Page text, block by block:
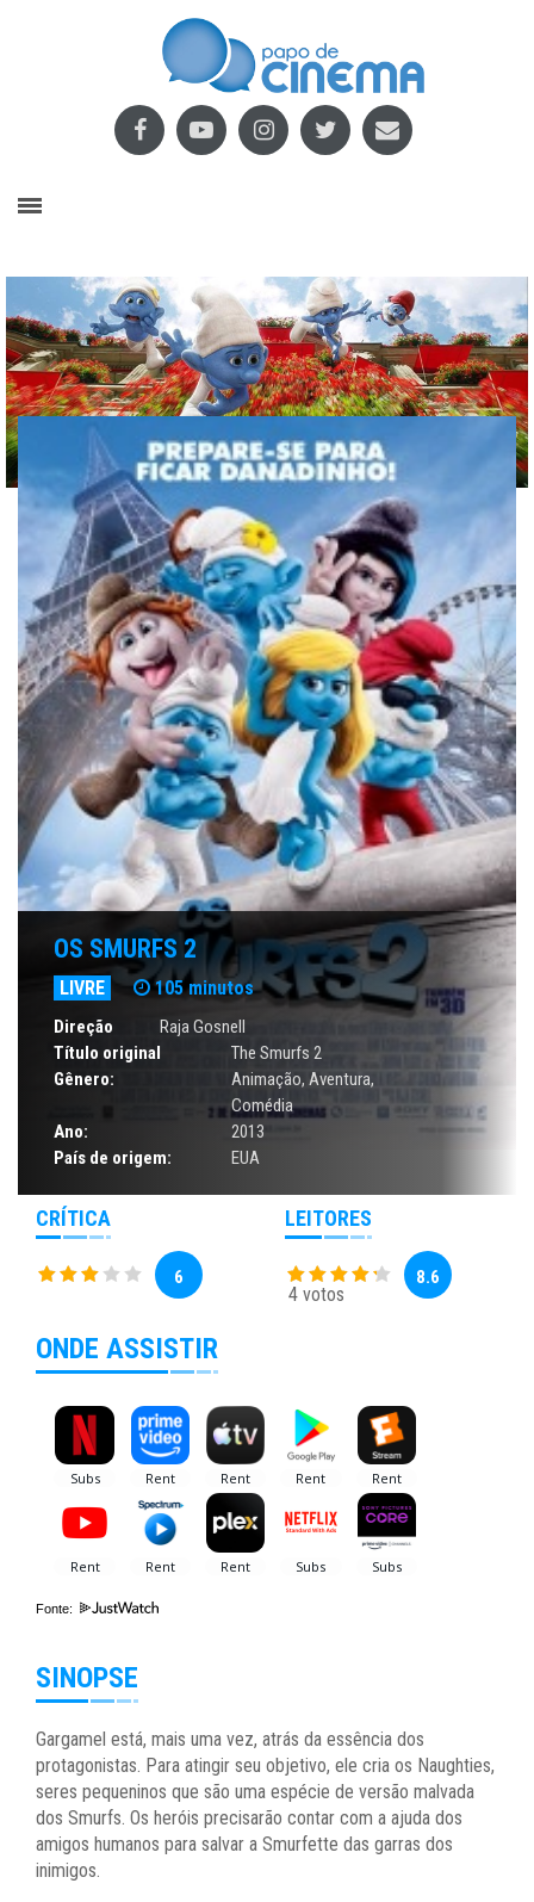
OS SMURFS 2
LIVRE 105 minutos
Direção
Raja Gosnell
Título original
The Smurfs 2
Gênero:
Animação, Aventura,
Comédia
Ano:
2013
País de origem:
EUA
CRÍTICA
6
LEITORES
4 votos
8.6
ONDE ASSISTIR
Fonte:
SINOPSE
Gargamel está, mais uma vez, atrás da essência dos
protagonistas. Para atingir seu objetivo, ele cria os Naughties,
seres pequeninos que são uma espécie de versão malvada
dos Smurfs. Os heróis precisarão contar com a ajuda dos
amigos humanos para salvar a Smurfette das garras dos
inimigos.